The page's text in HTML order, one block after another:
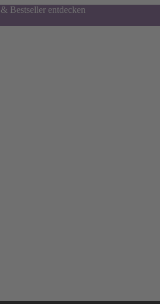
Bestseller entdecken